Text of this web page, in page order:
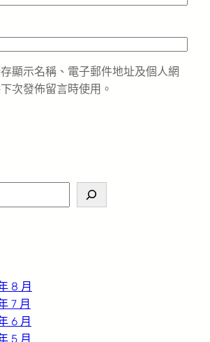
顯示名稱、電子郵件地址及個人網
次發佈留言時使用。
8 月
7 月
6 月
5 月